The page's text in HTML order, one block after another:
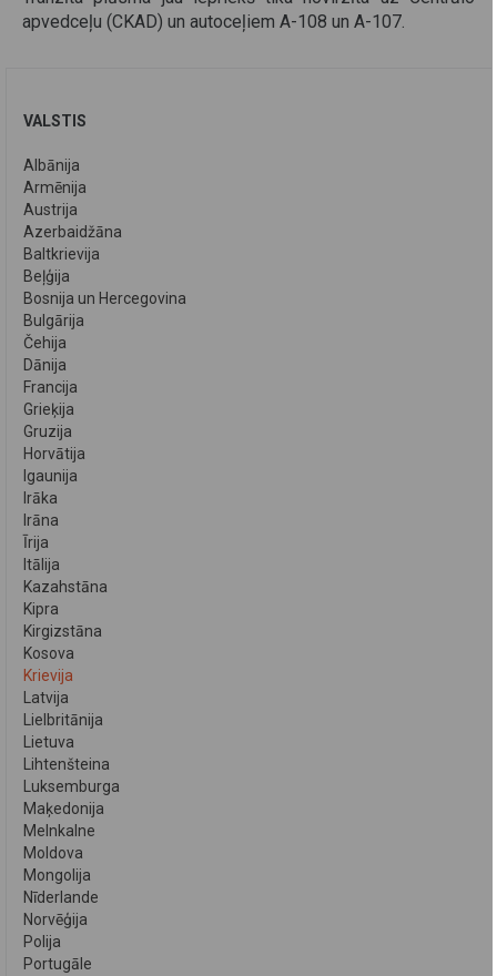
apvedceļu (CKAD) un autoceļiem A-108 un A-107.
VALSTIS
Albānija
Armēnija
Austrija
Azerbaidžāna
Baltkrievija
Beļģija
Bosnija un Hercegovina
Bulgārija
Čehija
Dānija
Francija
Grieķija
Gruzija
Horvātija
Igaunija
Irāka
Irāna
Īrija
Itālija
Kazahstāna
Kipra
Kirgizstāna
Kosova
Krievija
Latvija
Lielbritānija
Lietuva
Lihtenšteina
Luksemburga
Maķedonija
Melnkalne
Moldova
Mongolija
Nīderlande
Norvēģija
Polija
Portugāle